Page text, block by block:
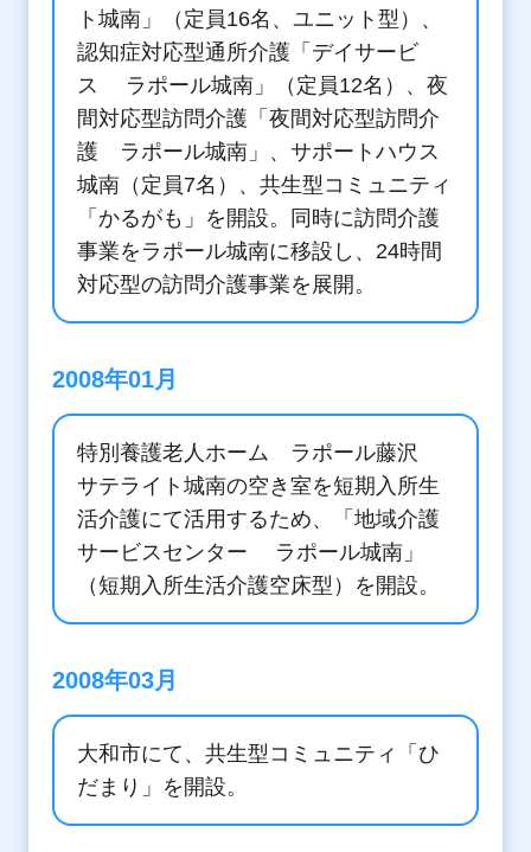
ト城南」（定員16名、ユニット型）、
認知症対応型通所介護「デイサービ
ス ラポール城南」（定員12名）、夜
間対応型訪問介護「夜間対応型訪問介
護 ラポール城南」、サポートハウス
城南（定員7名）、共生型コミュニティ
「かるがも」を開設。同時に訪問介護
事業をラポール城南に移設し、24時間
対応型の訪問介護事業を展開。
2008年01月
特別養護老人ホーム ラポール藤沢
サテライト城南の空き室を短期入所生
活介護にて活用するため、「地域介護
サービスセンター ラポール城南」
（短期入所生活介護空床型）を開設。
2008年03月
大和市にて、共生型コミュニティ「ひ
だまり」を開設。